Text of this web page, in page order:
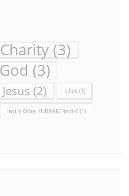
Charity (3)
God (3)
Jesus (2) kilise (1)
İncil’e Göre KURBAN Nedir? (1)